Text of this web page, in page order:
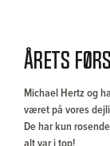
Årets
Michael Hertz og
været på vores
De har kun